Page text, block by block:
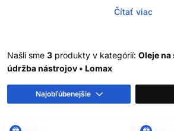
zahrievanie či opotrebovanie.
Používajte iba olej určený
zariadenia. Univerzálny domáci olej,
neurčeným zložením alebo iné
zanechať nánosy, poškodiť materiály
PREČO
Čítať viac
Našli sme 3 produkty v kategórií: Oleje na
údržba nástrojov • Lomax
Najobľúbenejšie